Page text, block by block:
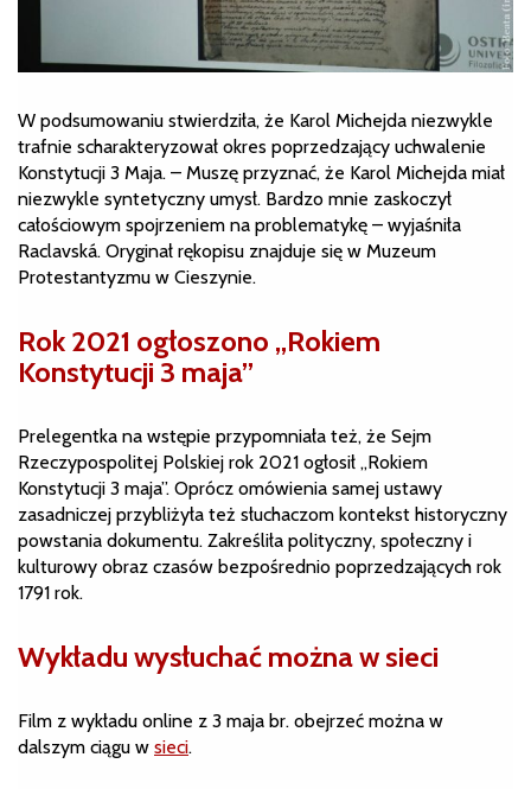
W podsumowaniu stwierdziła, że Karol Michejda niezwykle
trafnie scharakteryzował okres poprzedzający uchwalenie
Konstytucji 3 Maja. – Muszę przyznać, że Karol Michejda miał
niezwykle syntetyczny umysł. Bardzo mnie zaskoczył
całościowym spojrzeniem na problematykę – wyjaśniła
Raclavská. Oryginał rękopisu znajduje się w Muzeum
Protestantyzmu w Cieszynie.
Rok 2021 ogłoszono „Rokiem
Konstytucji 3 maja”
Prelegentka na wstępie przypomniała też, że Sejm
Rzeczypospolitej Polskiej rok 2021 ogłosił „Rokiem
Konstytucji 3 maja”. Oprócz omówienia samej ustawy
zasadniczej przybliżyła też słuchaczom kontekst historyczny
powstania dokumentu. Zakreśliła polityczny, społeczny i
kulturowy obraz czasów bezpośrednio poprzedzających rok
1791 rok.
Wykładu wysłuchać można w sieci
Film z wykładu online z 3 maja br. obejrzeć można w
dalszym ciągu w sieci.